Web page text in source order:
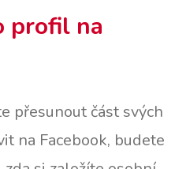
profil na
přesunout část svých
na Facebook, budete